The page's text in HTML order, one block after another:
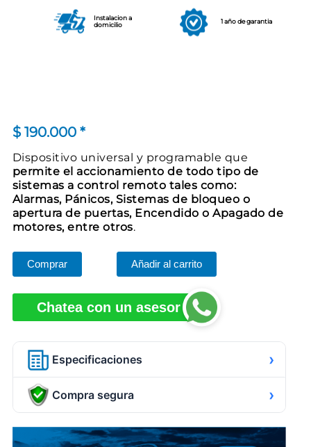
Instalacion a
domicilio
1 año de garantia
$190.000*
Dispositivo universal y programable que
permite el accionamiento de todo tipo de
sistemas a control remoto tales como:
Alarmas, Pánicos, Sistemas de bloqueo o
apertura de puertas, Encendido o Apagado de
motores, entre otros.
Comprar Añadir al carrito
Chatea con un asesor
Especificaciones ›
Compra segura ›